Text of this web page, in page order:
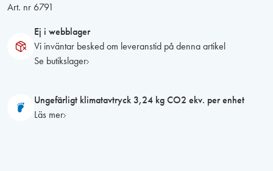
Art. nr 6791
Ej i webblager
Vi inväntar besked om leveranstid på denna artikel
Se butikslager
Ungefärligt klimatavtryck 3,24 kg CO2 ekv. per enhet
Läs mer